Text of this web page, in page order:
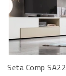
Seta Comp